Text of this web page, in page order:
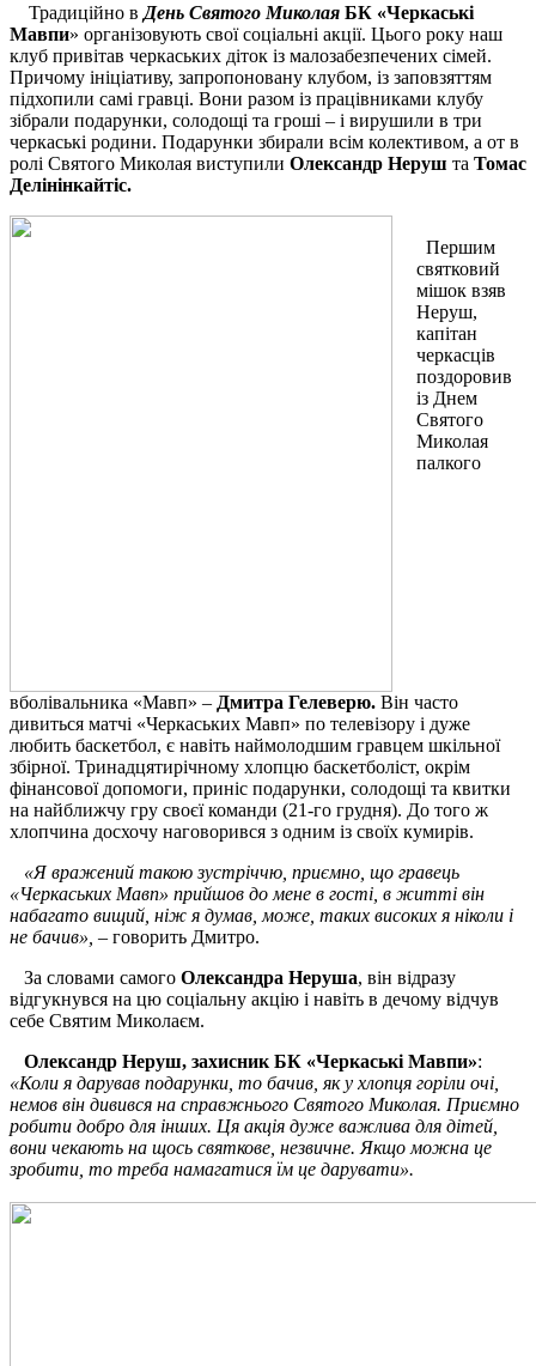
Традиційно в День Святого Миколая БК «Черкаські
Мавпи» організовують свої соціальні акції. Цього року наш
клуб привітав черкаських діток із малозабезпечених сімей.
Причому ініціативу, запропоновану клубом, із заповзяттям
підхопили самі гравці. Вони разом із працівниками клубу
зібрали подарунки, солодощі та гроші – і вирушили в три
черкаські родини. Подарунки збирали всім колективом, а от в
ролі Святого Миколая виступили Олександр Неруш та Томас
Делінінкайтіс.
Першим
святковий
мішок взяв
Неруш,
капітан
черкасців
поздоровив
із Днем
Святого
Миколая
палкого
вболівальника «Мавп» – Дмитра Гелеверю. Він часто
дивиться матчі «Черкаських Мавп» по телевізору і дуже
любить баскетбол, є навіть наймолодшим гравцем шкільної
збірної. Тринадцятирічному хлопцю баскетболіст, окрім
фінансової допомоги, приніс подарунки, солодощі та квитки
на найближчу гру своєї команди (21-го грудня). До того ж
хлопчина досхочу наговорився з одним із своїх кумирів.
«Я вражений такою зустріччю, приємно, що гравець
«Черкаських Мавп» прийшов до мене в гості, в житті він
набагато вищий, ніж я думав, може, таких високих я ніколи і
не бачив», – говорить Дмитро.
За словами самого Олександра Неруша, він відразу
відгукнувся на цю соціальну акцію і навіть в дечому відчув
себе Святим Миколаєм.
Олександр Неруш, захисник БК «Черкаські Мавпи»:
«Коли я дарував подарунки, то бачив, як у хлопця горіли очі,
немов він дивився на справжнього Святого Миколая. Приємно
робити добро для інших. Ця акція дуже важлива для дітей,
вони чекають на щось святкове, незвичне. Якщо можна це
зробити, то треба намагатися їм це дарувати».